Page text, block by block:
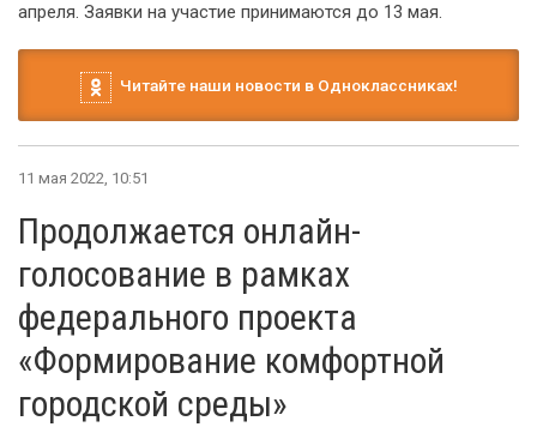
апреля. Заявки на участие принимаются до 13 мая.
Читайте наши новости в Одноклассниках!
11 мая 2022, 10:51
Продолжается онлайн-
голосование в рамках
федерального проекта
«Формирование комфортной
городской среды»